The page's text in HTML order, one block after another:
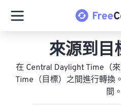
來源到目
在 Central Daylight Time（
Time（目標）之間進行轉換
間。